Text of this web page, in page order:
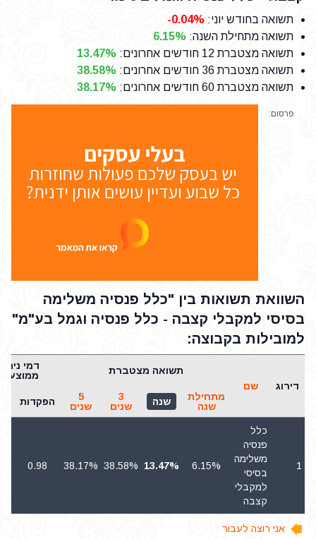
תשואה בחודש יוני:
-0.04%
תשואה מתחילת השנה:
6.15%
תשואה מצטברת 12 חודשים אחרונים
:
13.47%
תשואה מצטברת 36 חודשים אחרונים
:
38.58%
תשואה מצטברת 60 חודשים אחרונים
:
38.17%
פרסום:
השוואת תשואות בין "כלל פנסיה משלימה
בסיסי למקבלי קצבה - כלל פנסיה וגמל בע"מ"
למובילות בקבוצה:
דירוג שם
תשואה מצטברת
דמי
מתחילת
שנה
שנה
3
שנים
5
שנים
הפקדות
1
כלל
פנסיה
משלימה
בסיסי
למקבלי
קצבה
6.15%
13.47%
38.58%
38.17%
0.98
אני רוצה לעבור